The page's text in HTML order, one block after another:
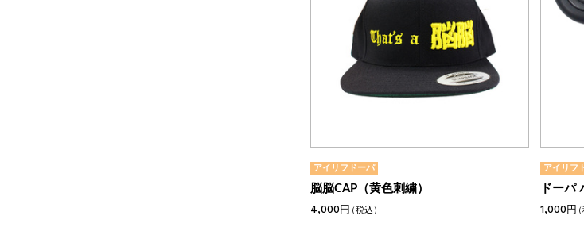
アイリフドーパ
脳脳CAP（黄色刺繍）
4,000円（税込）
アイリフ
ドーパ
1,000円（